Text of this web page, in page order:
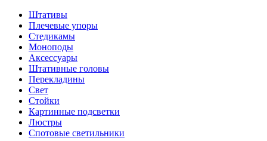
Штативы
Плечевые упоры
Стедикамы
Моноподы
Аксессуары
Штативные головы
Перекладины
Свет
Стойки
Картинные подсветки
Люстры
Спотовые светильники